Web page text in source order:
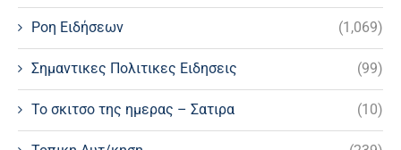
Ροη Ειδήσεων (1,069)
Σημαντικες Πολιτικες Ειδησεις (99)
Το σκιτσο της ημερας – Σατιρα (10)